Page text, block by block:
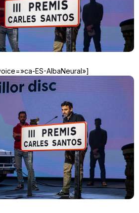
Internet
Opinió
Llibres
La Llista
Llocs
ES-AlbaNeural»]